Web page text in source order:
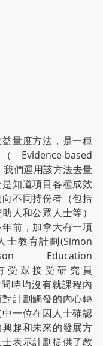
量度方法，是一種
based
們運用該方法去量
知道項目各種成效
不同持份者（包括
人和公眾人士等）
前，加拿大有一項
士教育計劃(Simon
Education
受眾接受研究員
時均沒有就課程內
計劃觸發的內心轉
一位在囚人士確認
趣和未來的發展方
表示計劃提供了教